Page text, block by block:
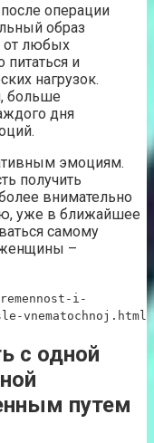
операции
образ
от любых
и
нагрузок.
больше
дня
эмоциям.
получить
внимательно
уже в ближайшее
самому
–
i-
vnematochnoj.html
с одной
путем